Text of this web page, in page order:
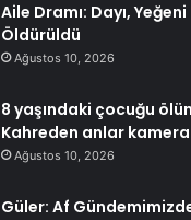
Aile Dramı: Dayı,
Öldürüldü
Ağustos 10, 2026
8 yaşındaki çocuğu
Kahreden anlar
Ağustos 10, 2026
Güler: Af